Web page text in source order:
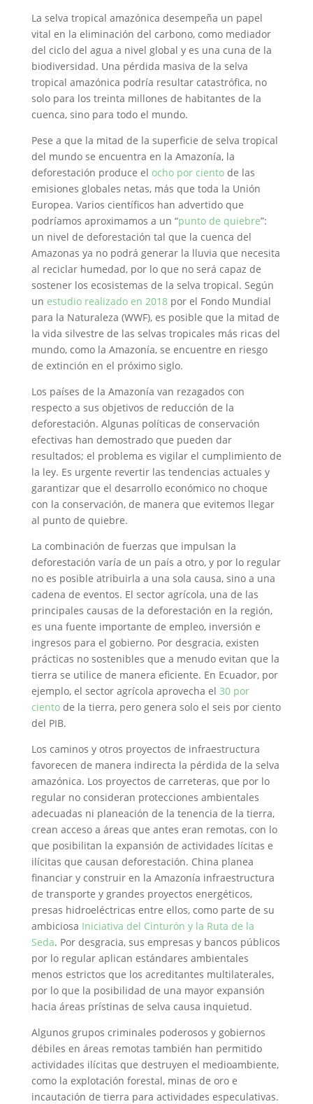
La selva tropical amazónica desempeña un papel
vital en la eliminación del carbono, como mediador
del ciclo del agua a nivel global y es una cuna de la
biodiversidad. Una pérdida masiva de la selva
tropical amazónica podría resultar catastrófica, no
solo para los treinta millones de habitantes de la
cuenca, sino para todo el mundo.
Pese a que la mitad de la superficie de selva tropical
del mundo se encuentra en la Amazonía, la
deforestación produce el ocho por cientode las
emisiones globales netas, más que toda la Unión
Europea. Varios científicos han advertido que
podríamos aproximamos a un “punto de quiebre”:
un nivel de deforestación tal que la cuenca del
Amazonas ya no podrá generar la lluvia que necesita
al reciclar humedad, por lo que no será capaz de
sostener los ecosistemas de la selva tropical. Según
un estudio realizado en 2018por el Fondo Mundial
para la Naturaleza (WWF), es posible que la mitad de
la vida silvestre de las selvas tropicales más ricas del
mundo, como la Amazonía, se encuentre en riesgo
de extinción en el próximo siglo.
Los países de la Amazonía van rezagados con
respecto a sus objetivos de reducción de la
deforestación. Algunas políticas de conservación
efectivas han demostrado que pueden dar
resultados; el problema es vigilar el cumplimiento de
la ley. Es urgente revertir las tendencias actuales y
garantizar que el desarrollo económico no choque
con la conservación, de manera que evitemos llegar
al punto de quiebre.
La combinación de fuerzas que impulsan la
deforestación varía de un país a otro, y por lo regular
no es posible atribuirla a una sola causa, sino a una
cadena de eventos. El sector agrícola, una de las
principales causas de la deforestación en la región,
es una fuente importante de empleo, inversión e
ingresos para el gobierno. Por desgracia, existen
prácticas no sostenibles que a menudo evitan que la
tierra se utilice de manera eficiente. En Ecuador, por
ejemplo, el sector agrícola aprovecha el 30 por
cientode la tierra, pero genera solo el seis por ciento
del PIB.
Los caminos y otros proyectos de infraestructura
favorecen de manera indirecta la pérdida de la selva
amazónica. Los proyectos de carreteras, que por lo
regular no consideran protecciones ambientales
adecuadas ni planeación de la tenencia de la tierra,
crean acceso a áreas que antes eran remotas, con lo
que posibilitan la expansión de actividades lícitas e
ilícitas que causan deforestación. China planea
financiar y construir en la Amazonía infraestructura
de transporte y grandes proyectos energéticos,
presas hidroeléctricas entre ellos, como parte de su
ambiciosa Iniciativa del Cinturón y la Ruta de la
Seda. Por desgracia, sus empresas y bancos públicos
por lo regular aplican estándares ambientales
menos estrictos que los acreditantes multilaterales,
por lo que la posibilidad de una mayor expansión
hacia áreas prístinas de selva causa inquietud.
Algunos grupos criminales poderosos y gobiernos
débiles en áreas remotas también han permitido
actividades ilícitas que destruyen el medioambiente,
como la explotación forestal, minas de oro e
incautación de tierra para actividades especulativas.